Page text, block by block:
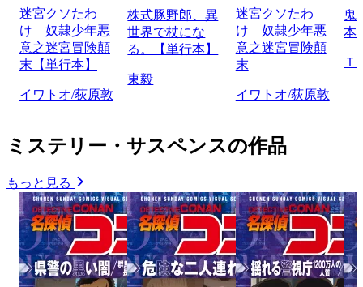
迷宮クソたわ
け 奴隷少年悪
意之迷宮冒険顛
末【単行本】
イワトオ/荻原敦
株式豚野郎、異
世界で杖にな
る。【単行本】
東毅
迷宮クソたわ
け 奴隷少年悪
意之迷宮冒険顛
末
イワトオ/荻原敦
鬼
本
Ｔ
ミステリー・サスペンスの作品
もっと見る